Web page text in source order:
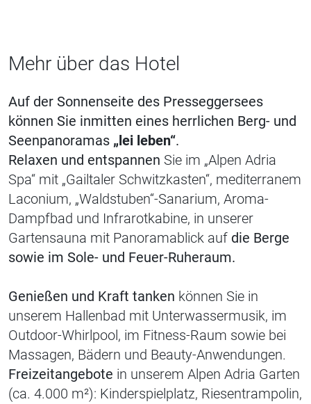
Mehr über das Hotel
Auf der Sonnenseite des Presseggersees
können Sie inmitten eines herrlichen Berg- und
Seenpanoramas „lei leben“.
Relaxen und entspannen Sie im „Alpen Adria
Spa“ mit „Gailtaler Schwitzkasten“, mediterranem
Laconium, „Waldstuben“-Sanarium, Aroma-
Dampfbad und Infrarotkabine, in unserer
Gartensauna mit Panoramablick auf die Berge
sowie im Sole- und Feuer-Ruheraum.
Genießen und Kraft tanken können Sie in
unserem Hallenbad mit Unterwassermusik, im
Outdoor-Whirlpool, im Fitness-Raum sowie bei
Mas­sagen, Bädern und Beauty-Anwendungen.
Freizeitangebote in unserem Alpen Adria Garten
(ca. 4.000 m²): Kinderspielplatz, Riesentrampolin,